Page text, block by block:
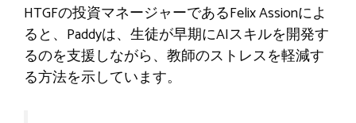
HTGFの投資マネージャーであるFelix Assionによ
ると、Paddyは、生徒が早期にAIスキルを開発す
るのを支援しながら、教師のストレスを軽減す
る方法を示しています。